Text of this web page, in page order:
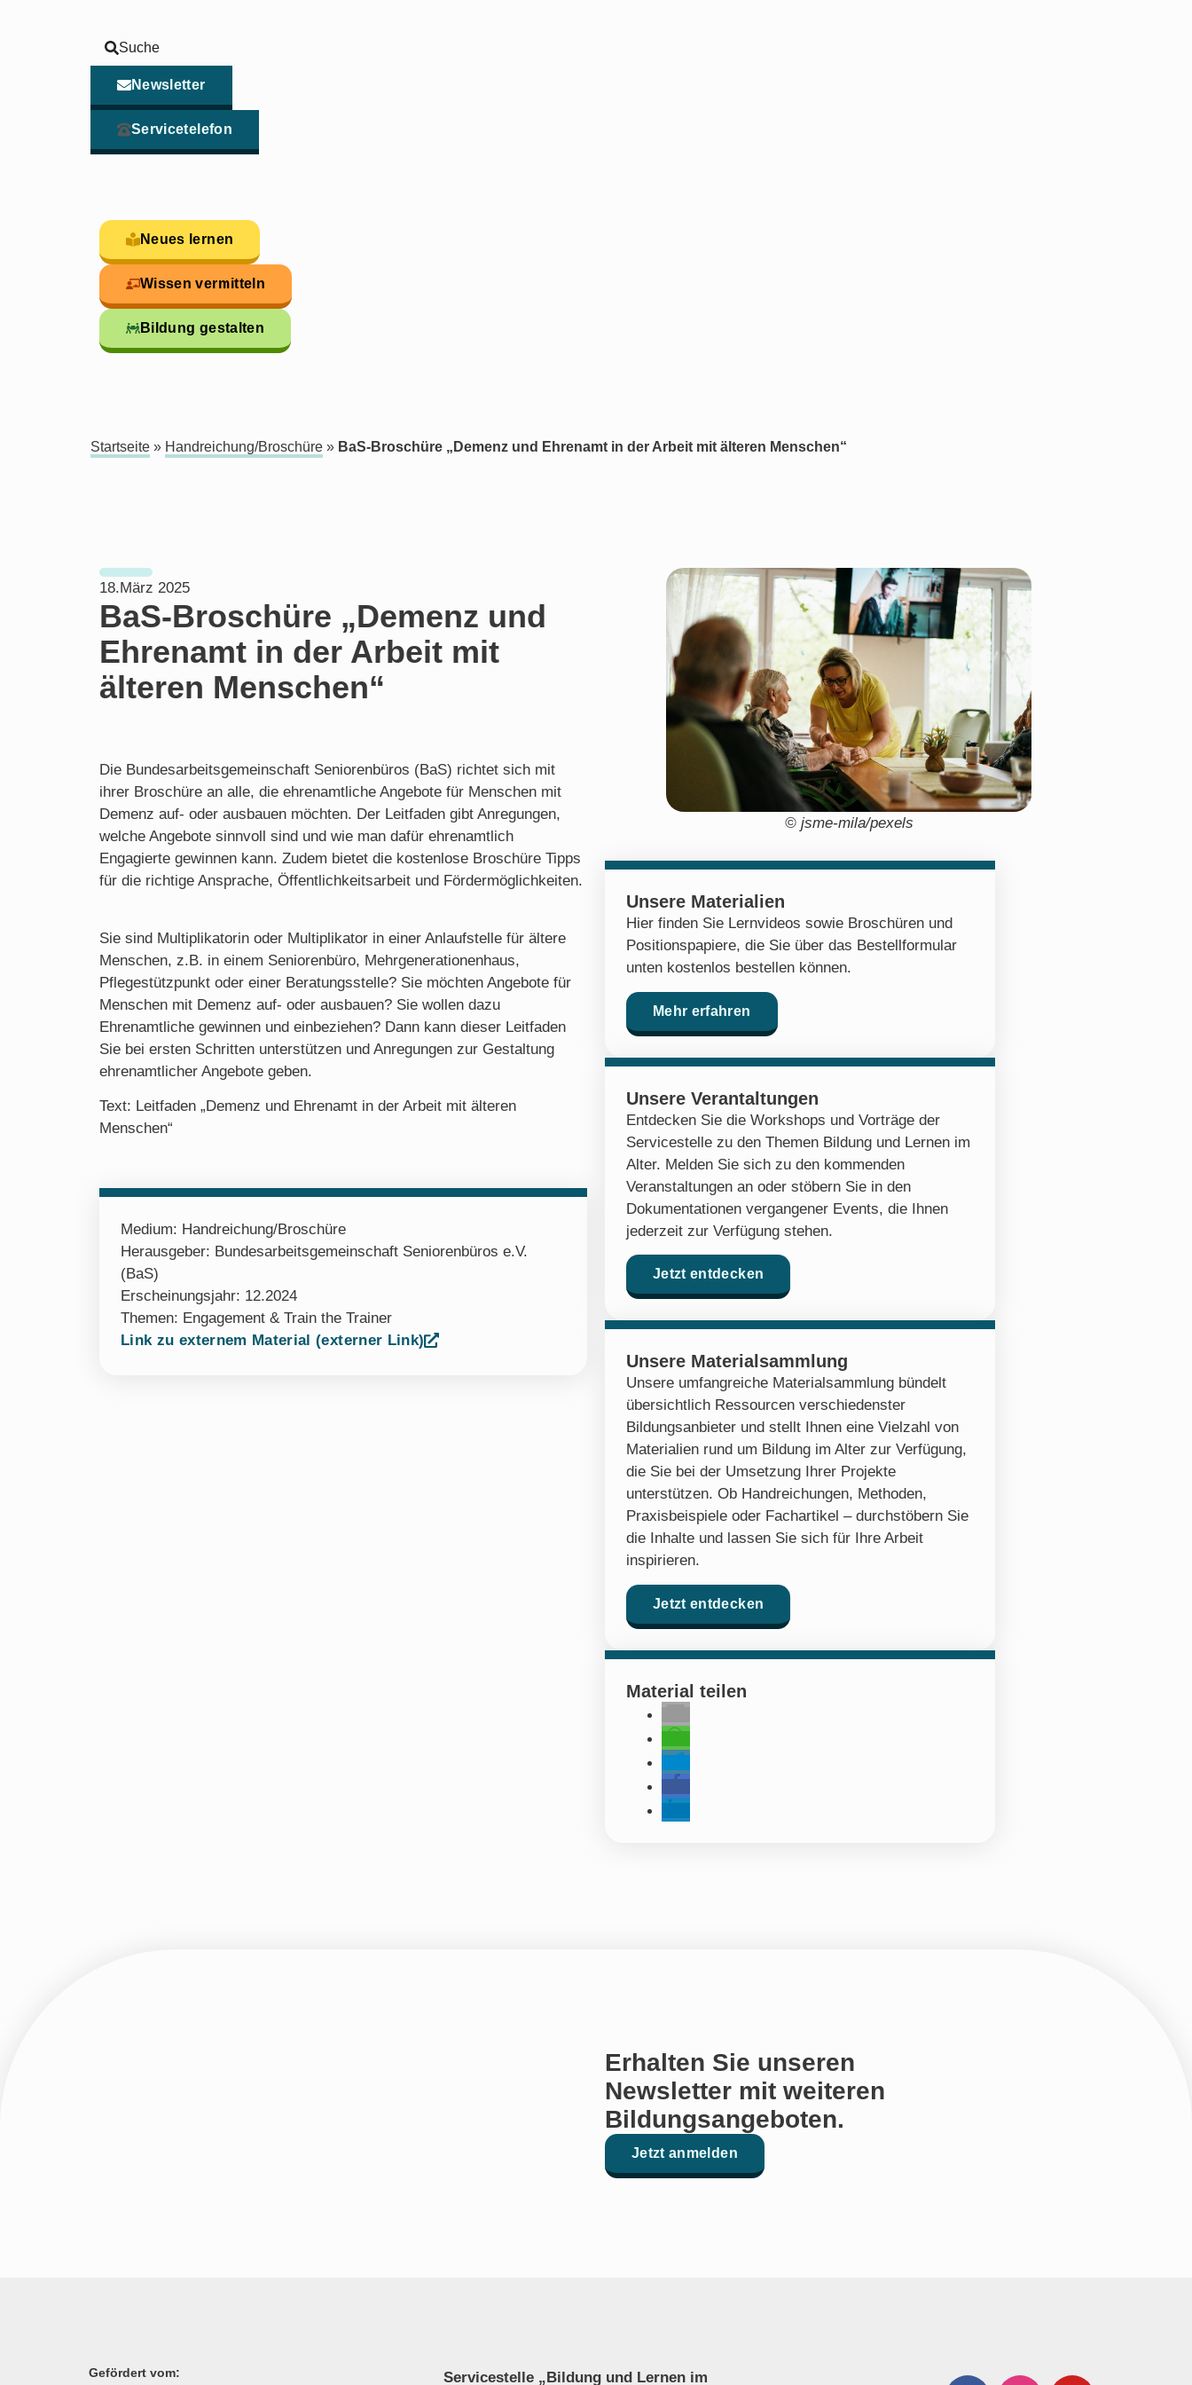
Suche
Newsletter
Servicetelefon
Neues lernen
Wissen vermitteln
Bildung gestalten
Startseite » Handreichung/Broschüre » BaS-Broschüre „Demenz und Ehrenamt in der Arbeit mit älteren Menschen“
18.März 2025
BaS-Broschüre „Demenz und
Ehrenamt in der Arbeit mit
älteren Menschen“
Die Bundesarbeitsgemeinschaft Seniorenbüros (BaS) richtet sich mit
ihrer Broschüre an alle, die ehrenamtliche Angebote für Menschen mit
Demenz auf- oder ausbauen möchten. Der Leitfaden gibt Anregungen,
welche Angebote sinnvoll sind und wie man dafür ehrenamtlich
Engagierte gewinnen kann. Zudem bietet die kostenlose Broschüre Tipps
für die richtige Ansprache, Öffentlichkeitsarbeit und Fördermöglichkeiten.
Sie sind Multiplikatorin oder Multiplikator in einer Anlaufstelle für ältere
Menschen, z.B. in einem Seniorenbüro, Mehrgenerationenhaus,
Pflegestützpunkt oder einer Beratungsstelle? Sie möchten Angebote für
Menschen mit Demenz auf- oder ausbauen? Sie wollen dazu
Ehrenamtliche gewinnen und einbeziehen? Dann kann dieser Leitfaden
Sie bei ersten Schritten unterstützen und Anregungen zur Gestaltung
ehrenamtlicher Angebote geben.
Text: Leitfaden „Demenz und Ehrenamt in der Arbeit mit älteren
Menschen“
Medium: Handreichung/Broschüre
Herausgeber: Bundesarbeitsgemeinschaft Seniorenbüros e.V.
(BaS)
Erscheinungsjahr: 12.2024
Themen: Engagement & Train the Trainer
Link zu externem Material (externer Link)
© jsme-mila/pexels
Unsere Materialien
Hier finden Sie Lernvideos sowie Broschüren und
Positionspapiere, die Sie über das Bestellformular
unten kostenlos bestellen können.
Mehr erfahren
Unsere Verantaltungen
Entdecken Sie die Workshops und Vorträge der
Servicestelle zu den Themen Bildung und Lernen im
Alter. Melden Sie sich zu den kommenden
Veranstaltungen an oder stöbern Sie in den
Dokumentationen vergangener Events, die Ihnen
jederzeit zur Verfügung stehen.
Jetzt entdecken
Unsere Materialsammlung
Unsere umfangreiche Materialsammlung bündelt
übersichtlich Ressourcen verschiedenster
Bildungsanbieter und stellt Ihnen eine Vielzahl von
Materialien rund um Bildung im Alter zur Verfügung,
die Sie bei der Umsetzung Ihrer Projekte
unterstützen. Ob Handreichungen, Methoden,
Praxisbeispiele oder Fachartikel – durchstöbern Sie
die Inhalte und lassen Sie sich für Ihre Arbeit
inspirieren.
Jetzt entdecken
Material teilen
Erhalten Sie unseren
Newsletter mit weiteren
Bildungsangeboten.
Jetzt anmelden
Gefördert vom: Servicestelle „Bildung und Lernen im